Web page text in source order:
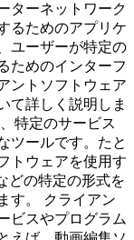
ターネットワーク
るためのアプリケ
ユーザーが特定の
ためのインターフ
ントソフトウェア
て詳しく説明しま
特定のサービス
ツールです。たと
トウェアを使用す
どの特定の形式を
す。 クライアン
ビスやプログラム